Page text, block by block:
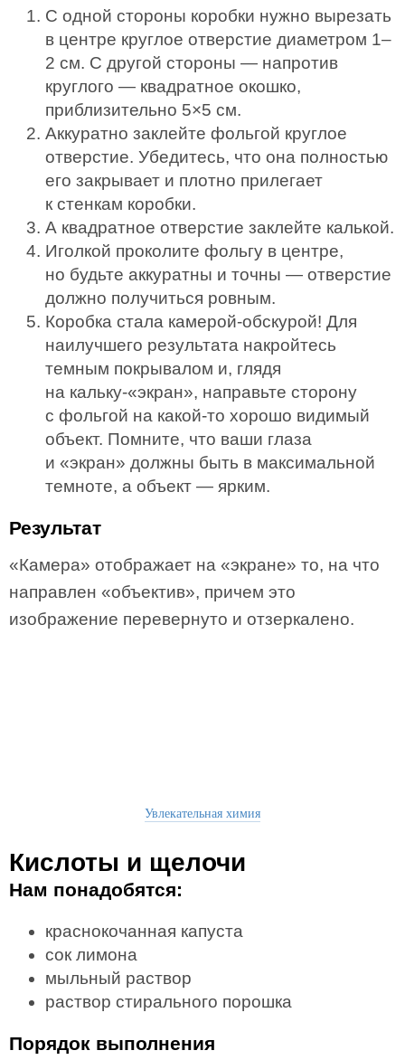
С одной стороны коробки нужно вырезать
в центре круглое отверстие диаметром 1–
2 см. С другой стороны — напротив
круглого — квадратное окошко,
приблизительно 5×5 см.
Аккуратно заклейте фольгой круглое
отверстие. Убедитесь, что она полностью
его закрывает и плотно прилегает
к стенкам коробки.
А квадратное отверстие заклейте калькой.
Иголкой проколите фольгу в центре,
но будьте аккуратны и точны — отверстие
должно получиться ровным.
Коробка стала камерой-обскурой! Для
наилучшего результата накройтесь
темным покрывалом и, глядя
на кальку-«экран», направьте сторону
с фольгой на какой-то хорошо видимый
объект. Помните, что ваши глаза
и «экран» должны быть в максимальной
темноте, а объект — ярким.
Результат
«Камера» отображает на «экране» то, на что
направлен «объектив», причем это
изображение перевернуто и отзеркалено.
Увлекательная химия
Кислоты и щелочи
Нам понадобятся:
краснокочанная капуста
сок лимона
мыльный раствор
раствор стирального порошка
Порядок выполнения